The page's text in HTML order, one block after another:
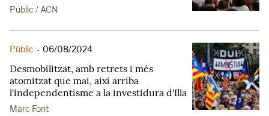
Públic / ACN
Públic - 06/08/2024
Desmobilitzat, amb retrets i més
atomitzat que mai, així arriba
l'independentisme a la investidura d'Illa
Marc Font